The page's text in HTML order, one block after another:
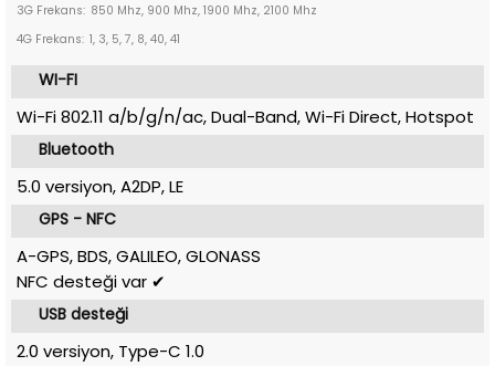
3G Frekans: 850 Mhz, 900 Mhz, 1900 Mhz, 2100 Mhz
4G Frekans: 1, 3, 5, 7, 8, 40, 41
WI-FI
Wi-Fi 802.11 a/b/g/n/ac, Dual-Band, Wi-Fi Direct, Hotspot
Bluetooth
5.0 versiyon, A2DP, LE
GPS - NFC
A-GPS, BDS, GALILEO, GLONASS
NFC desteği var ✔
USB desteği
2.0 versiyon, Type-C 1.0